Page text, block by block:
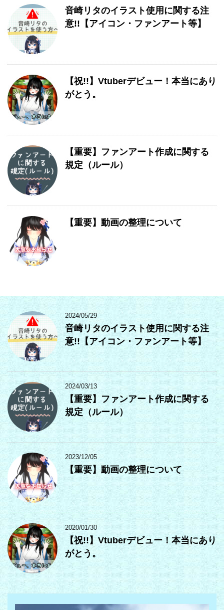
音崎リタのイラスト使用に関する注
意!!【アイコン・ファンアート等】
【祝!!】Vtuberデビュー！本当にあり
がとう。
【重要】ファンアート作成に関する
規定（ルール）
【重要】動画の整理について
2024/05/29
音崎リタのイラスト使用に関する注
意!!【アイコン・ファンアート等】
2024/03/13
【重要】ファンアート作成に関する
規定（ルール）
2023/12/05
【重要】動画の整理について
2020/01/30
【祝!!】Vtuberデビュー！本当にあり
がとう。